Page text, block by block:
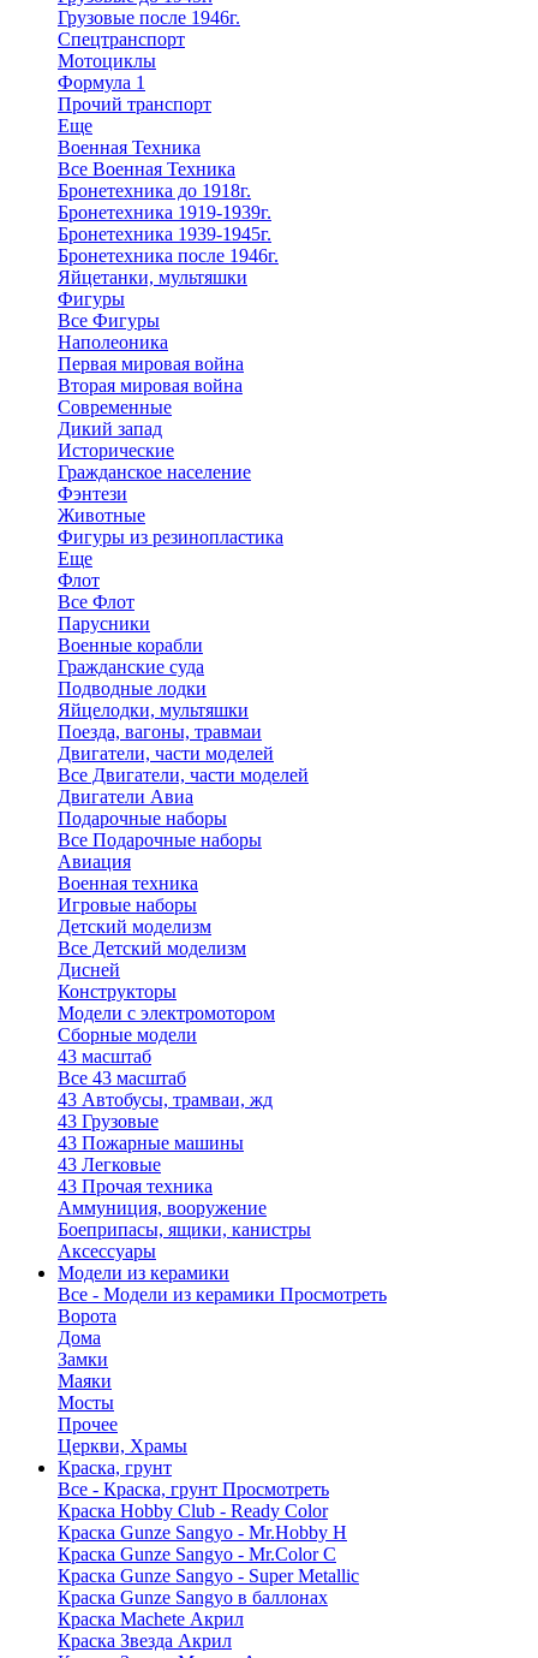
Грузовые после 1946г.
Спецтранспорт
Мотоциклы
Формула 1
Прочий транспорт
Еще
Военная Техника
Все Военная Техника
Бронетехника до 1918г.
Бронетехника 1919-1939г.
Бронетехника 1939-1945г.
Бронетехника после 1946г.
Яйцетанки, мультяшки
Фигуры
Все Фигуры
Наполеоника
Первая мировая война
Вторая мировая война
Современные
Дикий запад
Исторические
Гражданское население
Фэнтези
Животные
Фигуры из резинопластика
Еще
Флот
Все Флот
Парусники
Военные корабли
Гражданские суда
Подводные лодки
Яйцелодки, мультяшки
Поезда, вагоны, травмаи
Двигатели, части моделей
Все Двигатели, части моделей
Двигатели Авиа
Подарочные наборы
Все Подарочные наборы
Авиация
Военная техника
Игровые наборы
Детский моделизм
Все Детский моделизм
Дисней
Конструкторы
Модели с электромотором
Сборные модели
43 масштаб
Все 43 масштаб
43 Автобусы, трамваи, жд
43 Грузовые
43 Пожарные машины
43 Легковые
43 Прочая техника
Аммуниция, вооружение
Боеприпасы, ящики, канистры
Аксессуары
Модели из керамики
Все - Модели из керамики Просмотреть
Ворота
Дома
Замки
Маяки
Мосты
Прочее
Церкви, Храмы
Краска, грунт
Все - Краска, грунт Просмотреть
Краска Hobby Club - Ready Color
Краска Gunze Sangyo - Mr.Hobby H
Краска Gunze Sangyo - Mr.Color C
Краска Gunze Sangyo - Super Metallic
Краска Gunze Sangyo в баллонах
Краска Machete Акрил
Краска Звезда Акрил